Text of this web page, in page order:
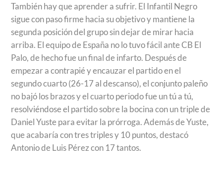
También hay que aprender a sufrir. El Infantil Negro
sigue con paso firme hacia su objetivo y mantiene la
segunda posición del grupo sin dejar de mirar hacia
arriba. El equipo de España no lo tuvo fácil ante CB El
Palo, de hecho fue un final de infarto. Después de
empezar a contrapié y encauzar el partido en el
segundo cuarto (26-17 al descanso), el conjunto paleño
no bajó los brazos y el cuarto periodo fue un tú a tú,
resolviéndose el partido sobre la bocina con un triple de
Daniel Yuste para evitar la prórroga. Además de Yuste,
que acabaría con tres triples y 10 puntos, destacó
Antonio de Luis Pérez con 17 tantos.